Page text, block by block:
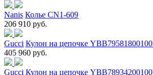
Nanis Колье CN1-609
206 910 руб.
Gucci Кулон на цепочке
405 960 руб.
Gucci Кулон на цепочке